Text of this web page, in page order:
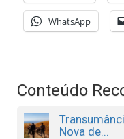
WhatsApp
Conteúdo
Nova de...